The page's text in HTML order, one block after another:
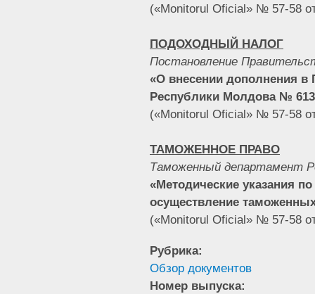
(«Monitorul Oficial» № 57-58
ПОДОХОДНЫЙ НАЛОГ
Постановление
«О внесении дополнения в
Республики Молдова № 613
(«Monitorul Oficial» № 57-58
ТАМОЖЕННОЕ ПРАВО
Таможенный департамент
«Методические указания
осуществление
(«Monitorul Oficial» № 57-58
Рубрика:
Обзор документов
Номер выпуска: